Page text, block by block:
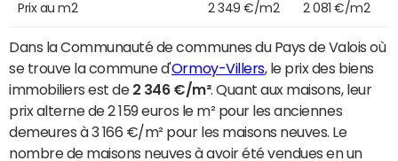
Prix au m2 2 349 €/m2 2 081 €/m2
Dans la Communauté de communes du Pays de Valois où
se trouve la commune d'Ormoy-Villers, le prix des biens
immobiliers est de 2 346 €/m². Quant aux maisons, leur
prix alterne de 2 159 euros le m² pour les anciennes
demeures à 3 166 €/m² pour les maisons neuves. Le
nombre de maisons neuves à avoir été vendues en un